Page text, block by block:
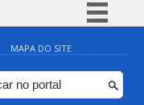
Simplifique!
Comunica BR
Participe
MAPA DO SITE